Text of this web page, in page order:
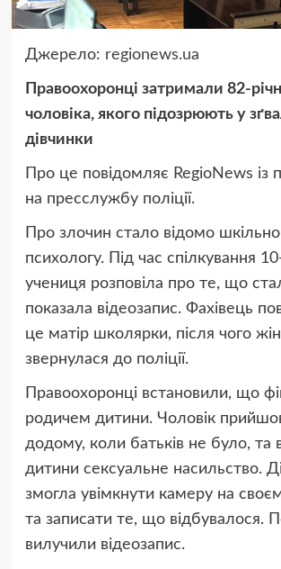
Джерело: regionews.ua
Правоохоронці затримали 82-
чоловіка, якого підозрюють у
дівчинки
Про це повідомляє RegioNews із
на пресслужбу поліції.
Про злочин стало відомо
психологу. Під час спілкування
учениця розповіла про те, що
показала відеозапис. Фахівець
це матір школярки, після чого
звернулася до поліції.
Правоохоронці встановили, що
родичем дитини. Чоловік
додому, коли батьків не було, та
дитини сексуальне насильство.
змогла увімкнути камеру на
та записати те, що відбувалося.
вилучили відеозапис.